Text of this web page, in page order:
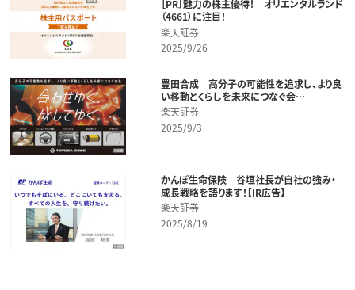
［PR］魅力の株主優待！ オリエンタルランド
（4661）に注目！
楽天証券
2025/9/26
豊田合成 高分子の可能性を追求し、より良
い移動とくらしを未来につなぐ会…
楽天証券
2025/9/3
かんぽ生命保険 谷垣社長が自社の強み・
成長戦略を語ります！【IR広告】
楽天証券
2025/8/19